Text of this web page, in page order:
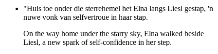
"Huis toe onder die sterrehemel het Elna langs Liesl gestap, 'n
nuwe vonk van selfvertroue in haar stap.
On the way home under the starry sky, Elna walked beside
Liesl, a new spark of self-confidence in her step.